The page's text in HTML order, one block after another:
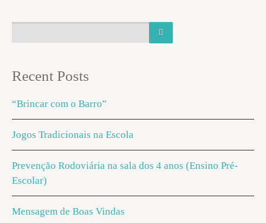
Recent Posts
“Brincar com o Barro”
Jogos Tradicionais na Escola
Prevenção Rodoviária na sala dos 4 anos (Ensino Pré-
Escolar)
Mensagem de Boas Vindas